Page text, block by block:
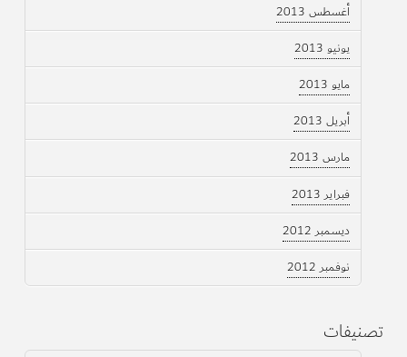
أغسطس 2013
يونيو 2013
مايو 2013
أبريل 2013
مارس 2013
فبراير 2013
ديسمبر 2012
نوفمبر 2012
تصنيفات